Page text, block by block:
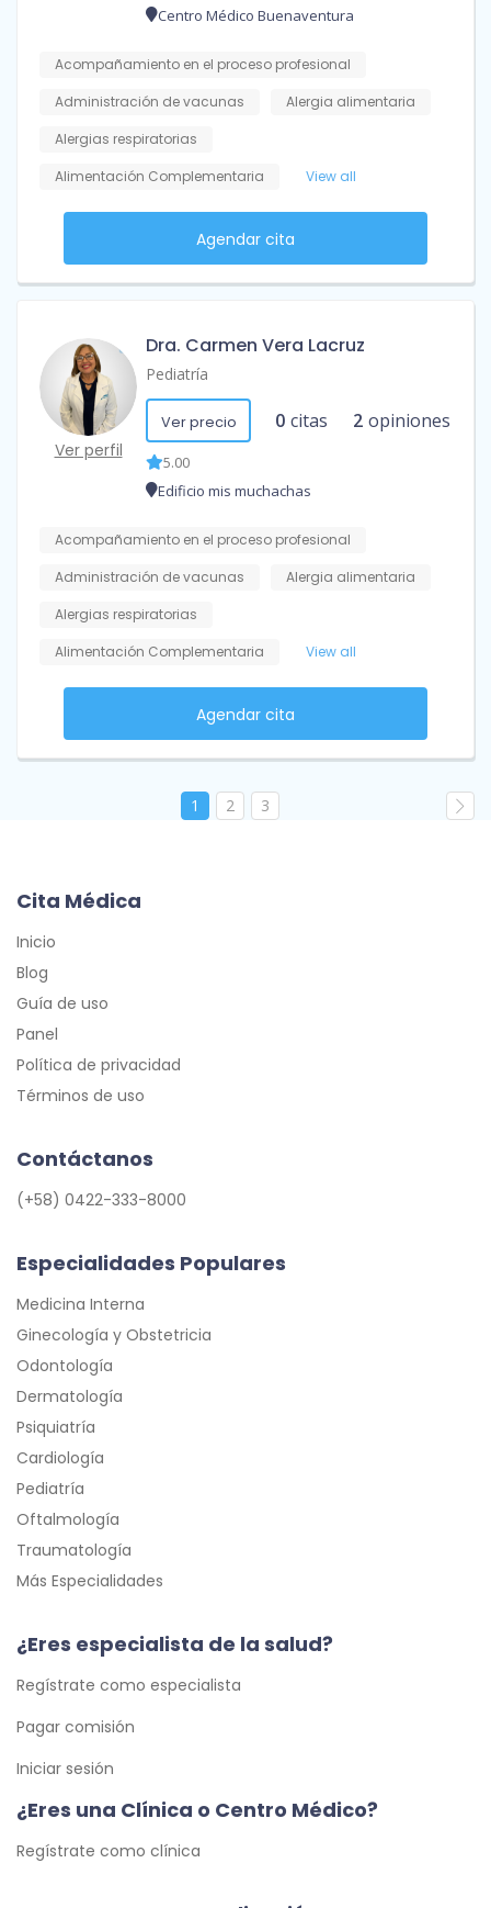
Centro Médico Buenaventura
Acompañamiento en el proceso profesional
Administración de vacunas
Alergia alimentaria
Alergias respiratorias
Alimentación Complementaria
View all
Agendar cita
Ver perfil
Dra. Carmen Vera Lacruz
Pediatría
Ver precio 0 citas 2 opiniones
5.00
Edificio mis muchachas
Acompañamiento en el proceso profesional
Administración de vacunas
Alergia alimentaria
Alergias respiratorias
Alimentación Complementaria
View all
Agendar cita
1 2 3
Cita Médica
Inicio
Blog
Guía de uso
Panel
Política de privacidad
Términos de uso
Contáctanos
(+58) 0422-333-8000
Especialidades Populares
Medicina Interna
Ginecología y Obstetricia
Odontología
Dermatología
Psiquiatría
Cardiología
Pediatría
Oftalmología
Traumatología
Más Especialidades
¿Eres especialista de la salud?
Regístrate como especialista
Pagar comisión
Iniciar sesión
¿Eres una Clínica o Centro Médico?
Regístrate como clínica